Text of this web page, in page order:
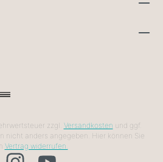
zzgl. Versandkosten und ggf.
nicht anders angegeben. Hier können Sie
Vertrag widerrufen.